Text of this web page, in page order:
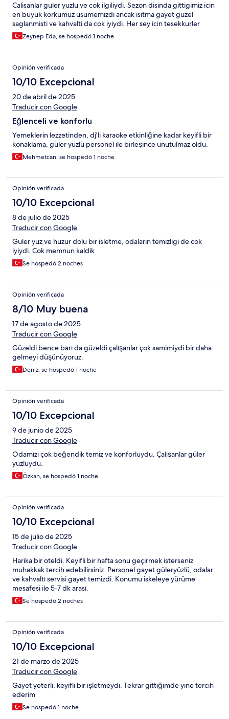
Calisanlar guler yuzlu ve cok ilgiliydi. Sezon disinda gittigimiz icin
en buyuk korkumuz usumemizdi ancak isitma gayet guzel
saglanmisti ve kahvalti da cok iyiydi. Her sey icin tesekkurler
Zeynep Eda, se hospedó 1 noche
Opinión verificada
10/10 Excepcional
20 de abril de 2025
Traducir con Google
Eğlenceli ve konforlu
Yemeklerin lezzetinden, dj'li karaoke etkinliğine kadar keyifli bir
konaklama, güler yüzlü personel ile birleşince unutulmaz oldu.
Mehmetcan, se hospedó 1 noche
Opinión verificada
10/10 Excepcional
8 de julio de 2025
Traducir con Google
Guler yuz ve huzur dolu bir isletme, odalarin temizligi de cok
iyiydi. Cok memnun kaldik
Se hospedó 2 noches
Opinión verificada
8/10 Muy buena
17 de agosto de 2025
Traducir con Google
Güzeldi bence barı da güzeldi çalışanlar çok samimiydi bir daha
gelmeyi düşünüyoruz.
Deniz, se hospedó 1 noche
Opinión verificada
10/10 Excepcional
9 de junio de 2025
Traducir con Google
Odamızı çok beğendik temiz ve konforluydu. Çalışanlar güler
yüzlüydü.
Özkan, se hospedó 1 noche
Opinión verificada
10/10 Excepcional
15 de julio de 2025
Traducir con Google
Harika bir oteldi. Keyifli bir hafta sonu geçirmek isterseniz
muhakkak tercih edebilirsiniz. Personel gayet güleryüzlü, odalar
ve kahvaltı servisi gayet temizdi. Konumu iskeleye yürüme
mesafesi ile 5-7 dk arası.
Se hospedó 2 noches
Opinión verificada
10/10 Excepcional
21 de marzo de 2025
Traducir con Google
Gayet yeterli, keyifli bir işletmeydi. Tekrar gittiğimde yine tercih
ederim
Se hospedó 1 noche